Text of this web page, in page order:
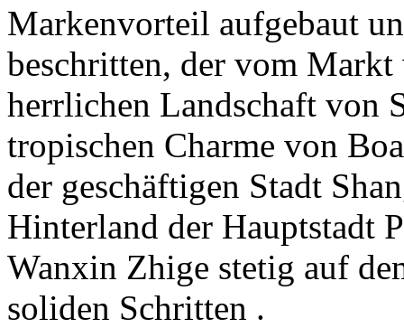
Markenvorteil aufgebaut
beschritten, der vom
herrlichen Landschaft von
tropischen Charme von
der geschäftigen Stadt
Hinterland der Hauptstadt
Wanxin Zhige stetig auf
soliden Schritten .